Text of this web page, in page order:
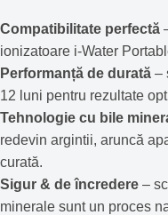
Compatibilitate perfectă
ionizatoare i-Water
Performanță de durată –
12 luni pentru rezultate
Tehnologie cu bile
redevin argintii, aruncă
curată.
Sigur & de încredere –
minerale sunt un proces